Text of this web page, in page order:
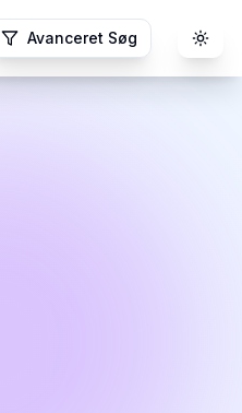
Avanceret Søg